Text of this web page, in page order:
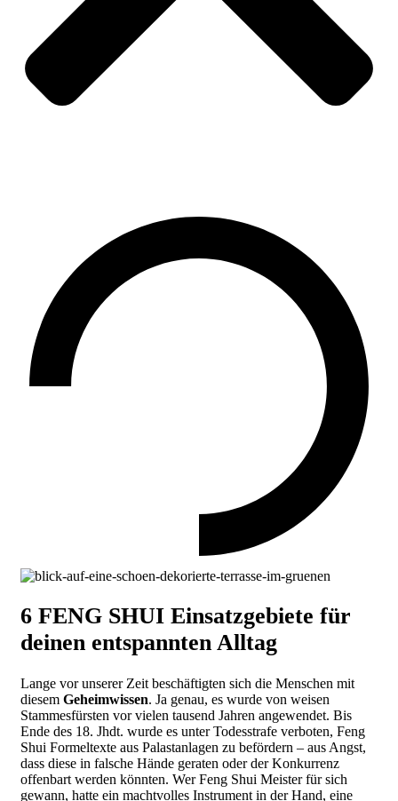
6 FENG SHUI Einsatzgebiete für
deinen entspannten Alltag
Lange vor unserer Zeit beschäftigten sich die Menschen mit
diesem Geheimwissen. Ja genau, es wurde von weisen
Stammesfürsten vor vielen tausend Jahren angewendet. Bis
Ende des 18. Jhdt. wurde es unter Todesstrafe verboten, Feng
Shui Formeltexte aus Palastanlagen zu befördern – aus Angst,
dass diese in falsche Hände geraten oder der Konkurrenz
offenbart werden könnten. Wer Feng Shui Meister für sich
gewann, hatte ein machtvolles Instrument in der Hand, eine